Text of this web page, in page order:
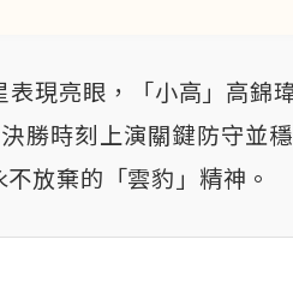
現亮眼，「小高」高錦
勝時刻上演關鍵防守並
放棄的「雲豹」精神。